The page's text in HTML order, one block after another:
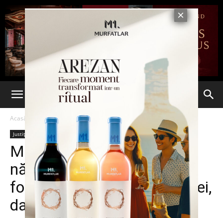
Acasă Justiție
Justiție
Mascaţii şi Jandarmeria au
năvălit din nou în Zanea. A
fost săltat prietenul bulibaşei,
dat în urmărire naţională